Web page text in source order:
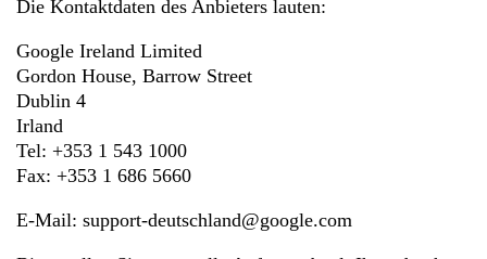
Die Kontaktdaten des Anbieters lauten:
Google Ireland Limited
Gordon House, Barrow Street
Dublin 4
Irland
Tel: +353 1 543 1000
Fax: +353 1 686 5660
E-Mail: support-deutschland@google.com